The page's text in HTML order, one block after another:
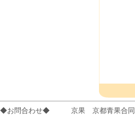
◆お問合わせ◆ 京果 京都青果合同